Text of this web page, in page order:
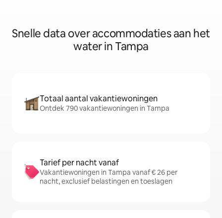
Snelle data over accommodaties aan het
water in Tampa
Totaal aantal vakantiewoningen
Ontdek 790 vakantiewoningen in Tampa
Tarief per nacht vanaf
Vakantiewoningen in Tampa vanaf € 26 per
nacht, exclusief belastingen en toeslagen